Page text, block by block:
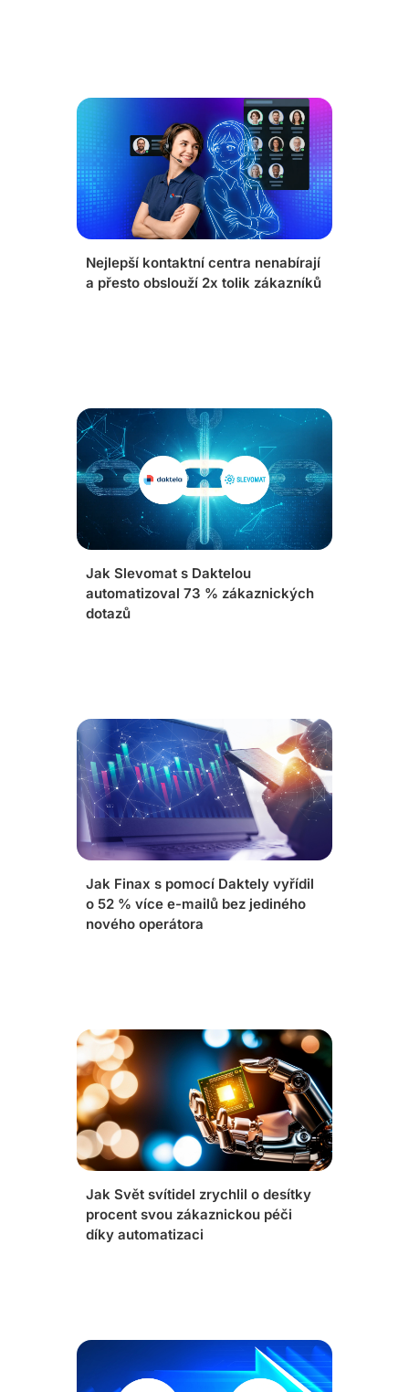
Nejlepší kontaktní centra nenabírají
a přesto obslouží 2x tolik zákazníků
Jak Slevomat s Daktelou
automatizoval 73 % zákaznických
dotazů
Jak Finax s pomocí Daktely vyřídil
o 52 % více e-mailů bez jediného
nového operátora
Jak Svět svítidel zrychlil o desítky
procent svou zákaznickou péči
díky automatizaci